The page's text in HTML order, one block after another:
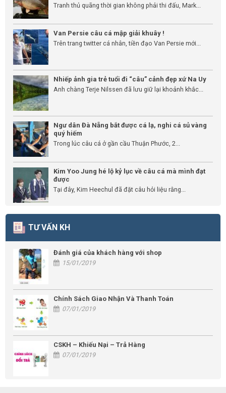
Tranh thủ quãng thời gian không phải thi đấu, Mark...
Van Persie câu cá mập giải khuây !
Trên trang twitter cá nhân, tiền đạo Van Persie mới...
Nhiếp ảnh gia trẻ tuổi đi “câu” cảnh đẹp xứ Na Uy
Anh chàng Terje Nilssen đã lưu giữ lại khoảnh khắc...
Ngư dân Đà Nẵng bắt được cá lạ, nghi cá sủ vàng
quý hiếm
Trong lúc câu cá ở gần cầu Thuận Phước, 2...
Kim Yoo Jung hé lộ kỷ lục về câu cá mà mình đạt
được
Tại đây, Kim Heechul đã đặt câu hỏi liệu rằng...
TƯ VẤN KH
Đánh giá của khách hàng với shop
15/01/2019
Chính Sách Giao Nhận Và Thanh Toán
07/01/2019
CSKH – Khiếu Nại – Trả Hàng
07/01/2019